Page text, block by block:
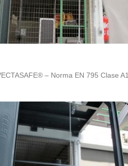
– Norma EN 795 Clase A1